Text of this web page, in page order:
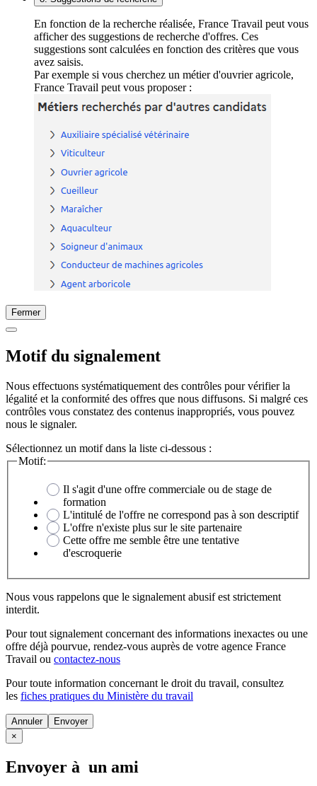
En fonction de la recherche réalisée, France Travail peut vous
afficher des suggestions de recherche d'offres. Ces
suggestions sont calculées en fonction des critères que vous
avez saisis.
Par exemple si vous cherchez un métier d'ouvrier agricole,
France Travail peut vous proposer :
Fermer
Motif du signalement
Nous effectuons systématiquement des contrôles pour vérifier la
légalité et la conformité des offres que nous diffusons. Si malgré ces
contrôles vous constatez des contenus inappropriés, vous pouvez
nous le signaler.
Sélectionnez un motif dans la liste ci-dessous :
Motif:
Il s'agit d'une offre commerciale ou de stage de
formation
L'intitulé de l'offre ne correspond pas à son descriptif
L'offre n'existe plus sur le site partenaire
Cette offre me semble être une tentative
d'escroquerie
Nous vous rappelons que le signalement abusif est strictement
interdit.
Pour tout signalement concernant des informations inexactes ou une
offre déjà pourvue, rendez-vous auprès de votre agence France
Travail ou contactez-nous
Pour toute information concernant le droit du travail, consultez
les fiches pratiques du Ministère du travail
Annuler
×
Envoyer à un ami